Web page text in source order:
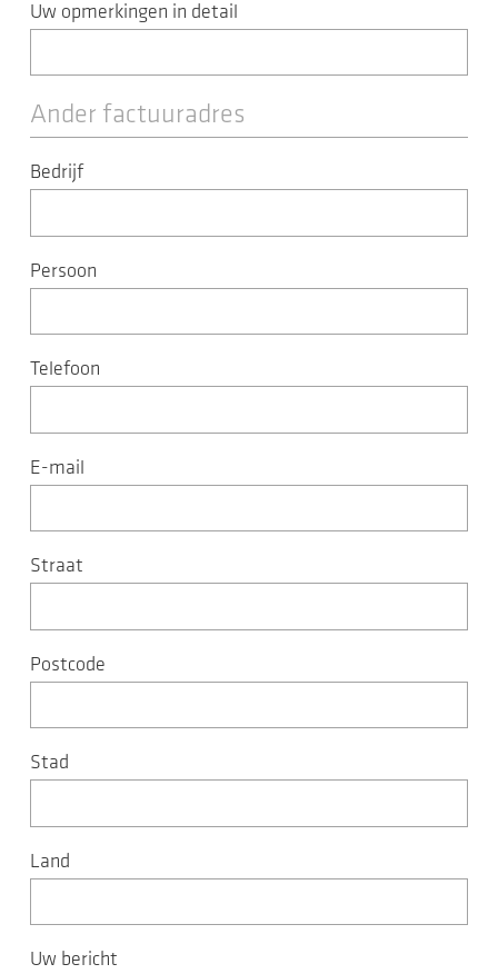
Uw opmerkingen in detail
Ander factuuradres
Bedrijf
Persoon
Telefoon
E-mail
Straat
Postcode
Stad
Land
Uw bericht